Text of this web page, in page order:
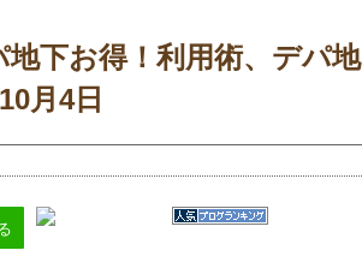
地下お得！利用術、デパ地
月4日